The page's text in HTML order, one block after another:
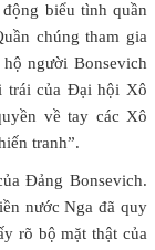
biểu tình quần
chúng tham gia
người Bonsevich
trái của Đại hội Xô
về tay các Xô
tranh”.
Đảng Bonsevich.
nước Nga đã quy
rõ bộ mặt thật của